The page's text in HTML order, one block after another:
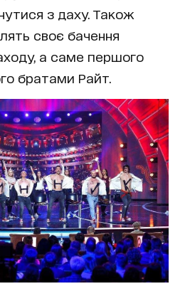
з даху. Також
своє бачення
а саме першого
братами Райт.